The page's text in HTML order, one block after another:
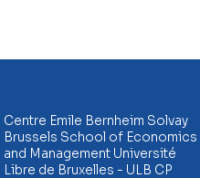
Centre Emile Bernheim Solvay
Brussels School of Economics
and Management Université
Libre de Bruxelles - ULB CP